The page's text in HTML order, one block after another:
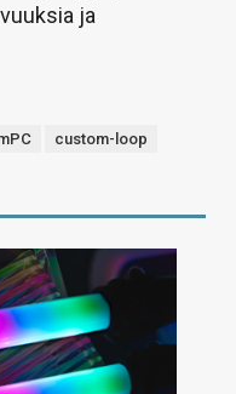
ja
custom-loop